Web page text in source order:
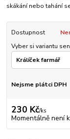
skákání nebo tahání
Dostupnost
Vyber si variantu
Nejsme plátci DPH
230 Kč/ks
Momentálně není